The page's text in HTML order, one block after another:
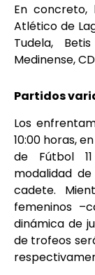
En
Atlético de
Tudela,
Medinense,
Partidos
Los
10:00 horas,
de Fútbol
modalidad
cadete.
femeninos
dinámica de
de trofeos